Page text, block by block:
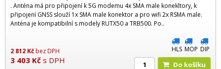
. Anténa má pro připojení k 5G modemu 4x SMA male konekltory, k
připojení GNSS slouží 1x SMA male konektor a pro wifi 2x RSMA male.
Anténa je kompatibilní s modely RUTX50 a TRB500. Po..
2 812 Kčbez DPH
3 403 Kč s DPH
HLS MOP DIP
Do košíku